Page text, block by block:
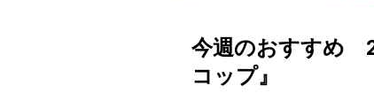
今週のおすすめ
コップ』